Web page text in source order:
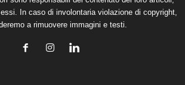
In caso di involontaria violazione di copyright,
a rimuovere immagini e testi.